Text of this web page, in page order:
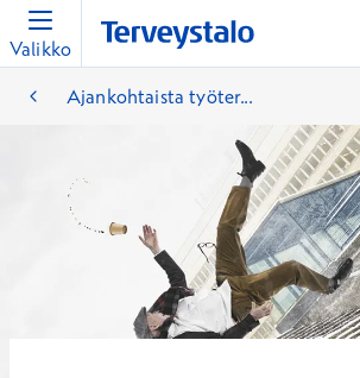
Valikko
Ajankohtaista työter...